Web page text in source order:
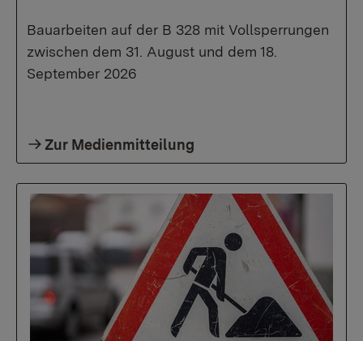
Bauarbeiten auf der B 328 mit Vollsperrungen
zwischen dem 31. August und dem 18.
September 2026
Zur Medienmitteilung